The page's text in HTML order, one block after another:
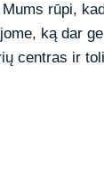
rūpi,
ką dar
centras ir